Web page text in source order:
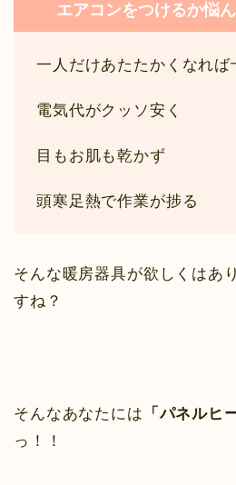
エアコンをつけるか悩
一人だけあたたかくなれば
電気代がクッソ安く
目もお肌も乾かず
頭寒足熱で作業が捗る
そんな暖房器具が欲しくはあ
すね？
そんなあなたには 「パネルヒ
っ！！